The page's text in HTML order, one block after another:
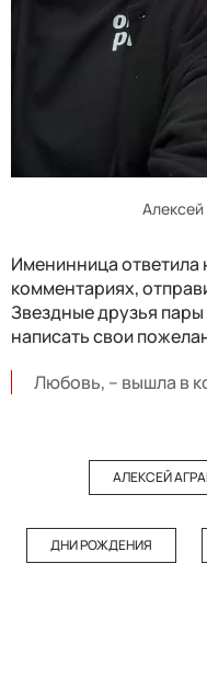
Именинница ответила
комментариях,
Звездные друзья
написать свои
Любовь, – вышла в
АЛЕКСЕЙ
ДНИ РОЖДЕНИЯ